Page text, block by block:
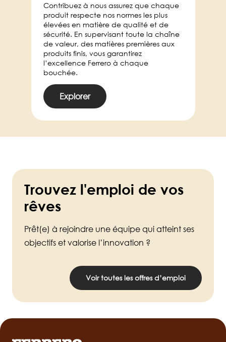
Contribuez à nous assurez que chaque
produit respecte nos normes les plus
élevées en matière de qualité et de
sécurité. En supervisant toute la chaîne
de valeur, des matières premières aux
produits finis, vous garantirez
l’excellence Ferrero à chaque
bouchée.
Explorer
Trouvez l'emploi de vos
rêves
Prêt(e) à rejoindre une équipe qui atteint ses
objectifs et valorise l’innovation ?
Voir toutes les offres d’emploi